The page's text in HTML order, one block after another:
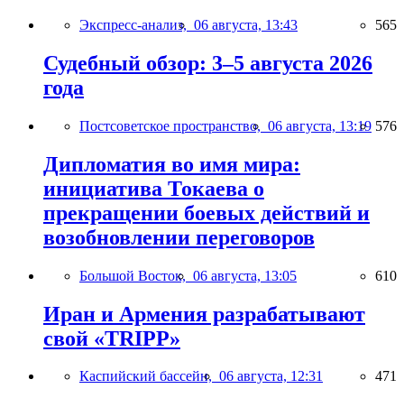
Экспресс-анализ, 06 августа, 13:43 565
Судебный обзор: 3–5 августа 2026
года
Постсоветское пространство, 06 августа, 13:19 576
Дипломатия во имя мира:
инициатива Токаева о
прекращении боевых действий и
возобновлении переговоров
Большой Восток, 06 августа, 13:05 610
Иран и Армения разрабатывают
свой «TRIPP»
Каспийский бассейн, 06 августа, 12:31 471